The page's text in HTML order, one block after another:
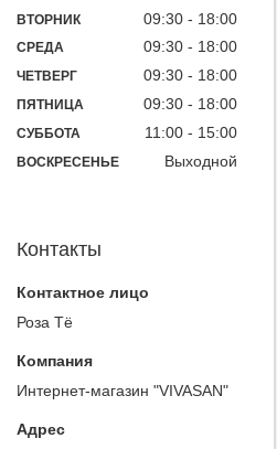
ВТОРНИК 09:30 18:00
СРЕДА 09:30 18:00
ЧЕТВЕРГ 09:30 18:00
ПЯТНИЦА 09:30 18:00
СУББОТА 11:00 15:00
ВОСКРЕСЕНЬЕ Выходной
Контакты
Роза Тё
Интернет-магазин "VIVASAN"